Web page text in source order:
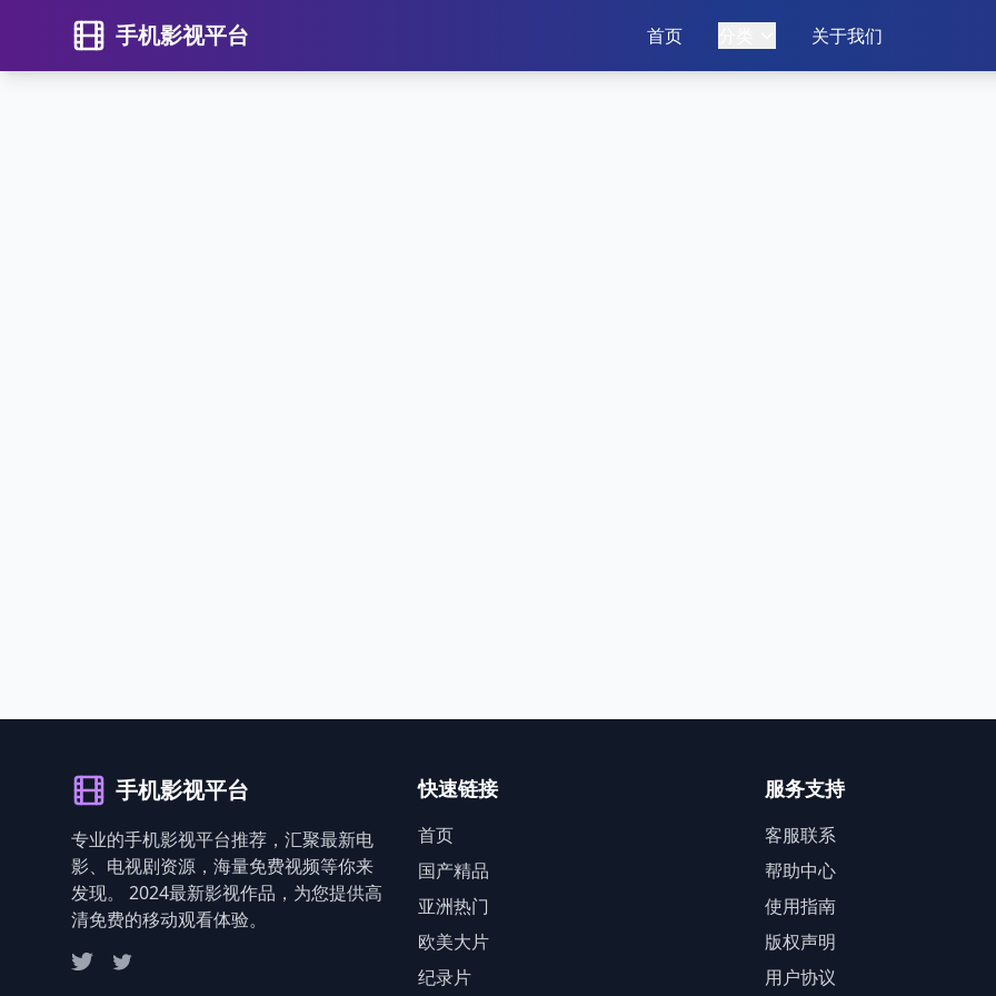
手机影视平台 首页 关于我们
手机影视平台
专业的手机影视平台推荐，汇聚最新电
影、电视剧资源，海量免费视频等你来
发现。 2024最新影视作品，为您提供高
清免费的移动观看体验。
快速链接
首页
国产精品
亚洲热门
欧美大片
纪录片
服务支持
客服联系
帮助中心
使用指南
版权声明
用户协议